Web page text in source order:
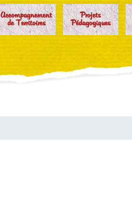
Accompagnement
de Territoires
Projets
Pédagogiques